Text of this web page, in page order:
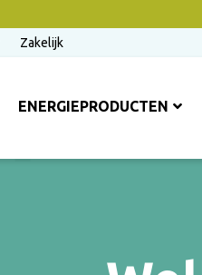
Zakelijk
ENERGIEPRODUCTEN